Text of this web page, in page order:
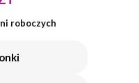
roboczych